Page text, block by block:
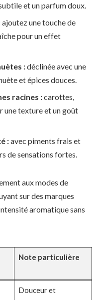
et un parfum doux.
ajoutez une touche de
pour un effet
:déclinée avec une
et épices douces.
racines :carottes,
une texture et un goût
:avec piments frais et
de sensations fortes.
aux modes de
sur des marques
aromatique sans
Note particulière
Douceur et